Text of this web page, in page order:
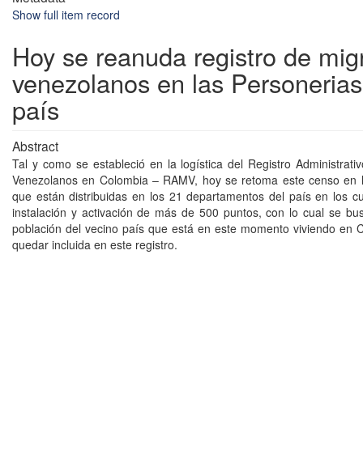
Show full item record
Hoy se reanuda registro de
venezolanos en las
país
Abstract
Tal y como se estableció en la logística del Registro
Venezolanos en Colombia – RAMV, hoy se retoma este censo en
que están distribuidas en los 21 departamentos del país en los
instalación y activación de más de 500 puntos, con lo cual se
población del vecino país que está en este momento viviendo en
quedar incluida en este registro.